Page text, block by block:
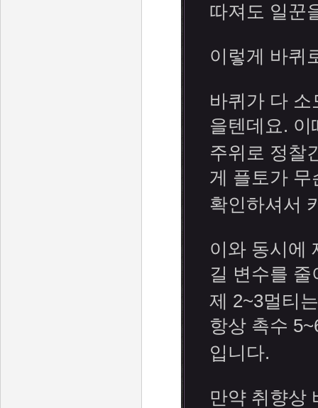
따져도 일꾼
이렇게 바퀴
바퀴가 다
을텐데요.
주위로 정찰
게 플토가 무
확인하셔서
이와 동시에
길 변수를
제 2~3멀티
항상 촉수
입니다.
만약 취향상